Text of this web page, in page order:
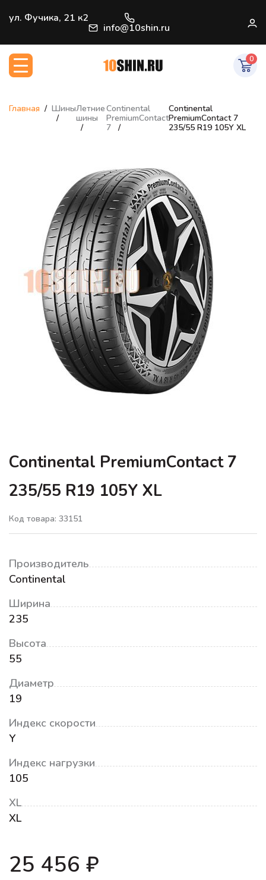
ул. Фучика, 21 к2
info@10shin.ru
0
Главная ШиныЛетние
шины
Continental
PremiumContact
7
Continental
PremiumContact 7
235/55 R19 105Y XL
Continental PremiumContact 7
235/55 R19 105Y XL
Код товара: 33151
Производитель
Continental
Ширина
235
Высота
55
Диаметр
19
Индекс скорости
Y
Индекс нагрузки
105
XL
XL
25 456 ₽